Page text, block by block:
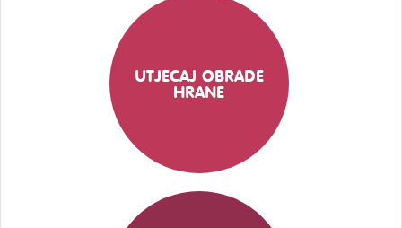
UTJECAJ OBRADE
HRANE